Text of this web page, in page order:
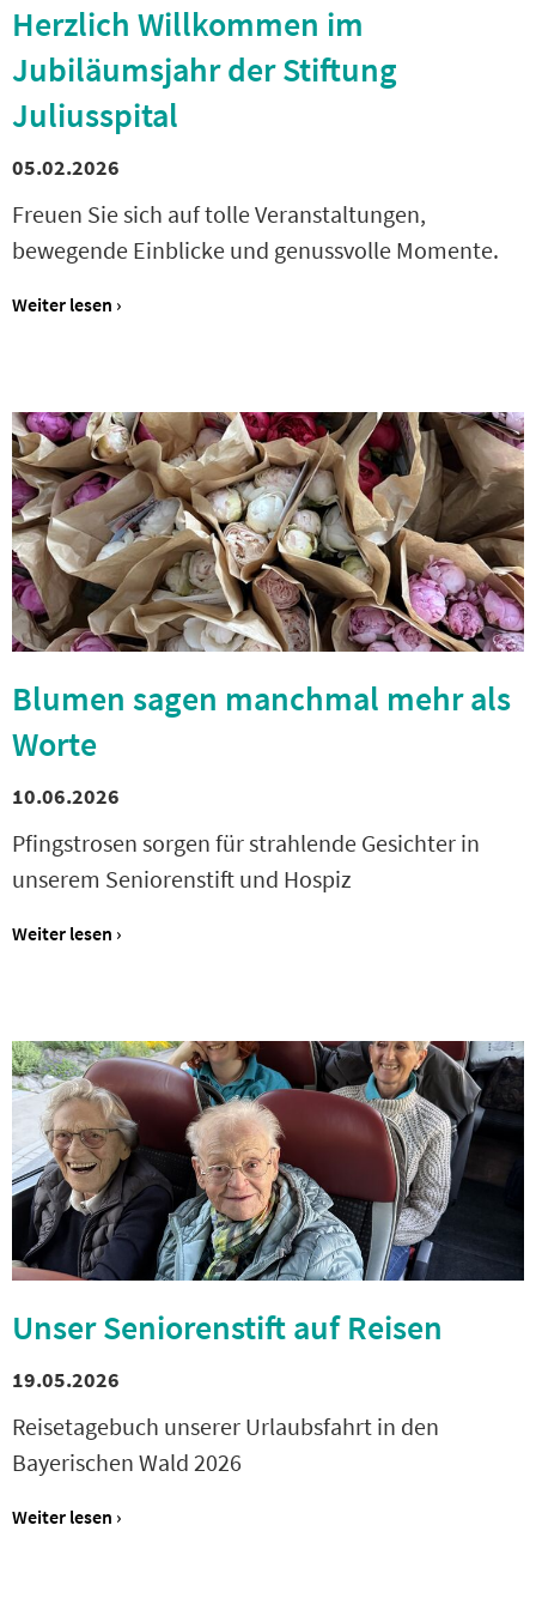
Herzlich Willkommen im
Jubiläumsjahr der Stiftung
Juliusspital
05.02.2026
Freuen Sie sich auf tolle Veranstaltungen,
bewegende Einblicke und genussvolle Momente.
Weiter lesen ›
Blumen sagen manchmal mehr als
Worte
10.06.2026
Pfingstrosen sorgen für strahlende Gesichter in
unserem Seniorenstift und Hospiz
Weiter lesen ›
Unser Seniorenstift auf Reisen
19.05.2026
Reisetagebuch unserer Urlaubsfahrt in den
Bayerischen Wald 2026
Weiter lesen ›